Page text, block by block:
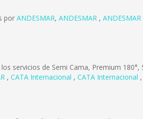
por ANDESMAR, ANDESMAR , ANDESMAR
servicios de Semi Cama, Premium
, CATA Internacional , CATA Internacional ,